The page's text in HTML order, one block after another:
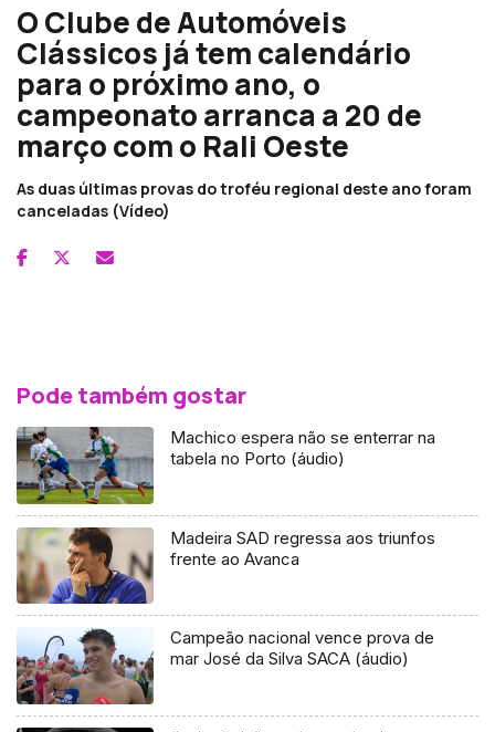
O Clube de Automóveis
Clássicos já tem calendário
para o próximo ano, o
campeonato arranca a 20 de
março com o Rali Oeste
As duas últimas provas do troféu regional deste ano foram
canceladas (Vídeo)
Pode também gostar
Machico espera não se enterrar na
tabela no Porto (áudio)
Madeira SAD regressa aos triunfos
frente ao Avanca
Campeão nacional vence prova de
mar José da Silva SACA (áudio)